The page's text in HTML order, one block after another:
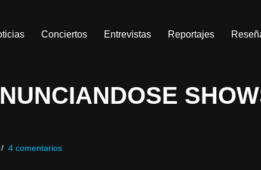
Conciertos Entrevistas Reportajes
4 comentarios